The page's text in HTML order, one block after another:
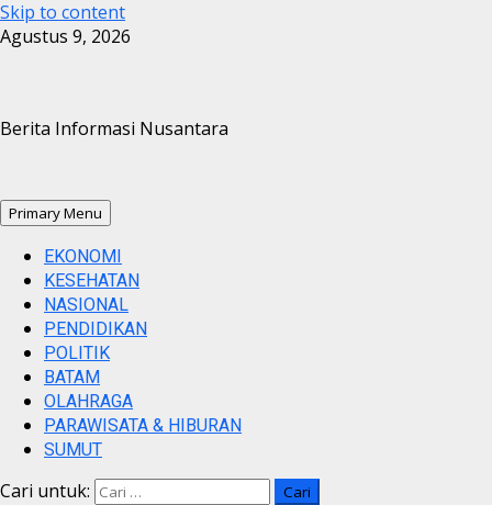
Skip to content
Agustus 9, 2026
Berita Informasi Nusantara
Primary Menu
EKONOMI
KESEHATAN
NASIONAL
PENDIDIKAN
POLITIK
BATAM
OLAHRAGA
PARAWISATA & HIBURAN
SUMUT
Cari untuk: